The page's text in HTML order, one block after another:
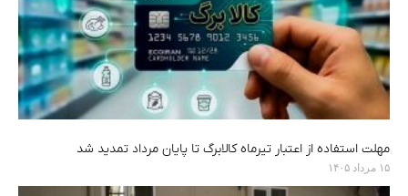
مهلت استفاده از اعتبار تیرماه کالابرگ تا پایان مرداد تمدید شد
۱۵ مرداد ۱۴۰۵